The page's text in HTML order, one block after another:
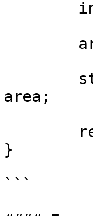
area;
}
```